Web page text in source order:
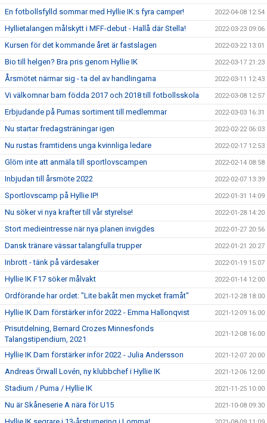
En fotbollsfylld sommar med Hyllie IK:s fyra camper! 2022-04-08 12:54
Hyllietalangen målskytt i MFF-debut - Hallå där Stella! 2022-03-23 09:06
Kursen för det kommande året är fastslagen 2022-03-22 13:01
Bio till helgen? Bra pris genom Hyllie IK 2022-03-17 21:23
Årsmötet närmar sig - ta del av handlingarna 2022-03-11 12:43
Vi välkomnar barn födda 2017 och 2018 till fotbollsskola 2022-03-08 12:57
Erbjudande på Pumas sortiment till medlemmar 2022-03-03 16:31
Nu startar fredagsträningar igen 2022-02-22 06:03
Nu rustas framtidens unga kvinnliga ledare 2022-02-17 12:53
Glöm inte att anmäla till sportlovscampen 2022-02-14 08:58
Inbjudan till årsmöte 2022 2022-02-07 13:39
Sportlovscamp på Hyllie IP! 2022-01-31 14:09
Nu söker vi nya krafter till vår styrelse! 2022-01-28 14:20
Stort medieintresse när nya planen invigdes 2022-01-27 20:56
Dansk tränare vässar talangfulla trupper 2022-01-21 20:27
Inbrott - tänk på värdesaker 2022-01-19 15:07
Hyllie IK F17 söker målvakt 2022-01-14 12:00
Ordförande har ordet: "Lite bakåt men mycket framåt" 2021-12-28 18:00
Hyllie IK Dam förstärker inför 2022 - Emma Hallonqvist 2021-12-09 16:00
Prisutdelning, Bernard Crozes Minnesfonds
Talangstipendium, 2021
2021-12-08 16:00
Hyllie IK Dam förstärker inför 2022 - Julia Andersson 2021-12-07 20:00
Andreas Örwall Lovén, ny klubbchef i Hyllie IK 2021-12-06 12:00
Stadium / Puma / Hyllie IK 2021-11-25 10:00
Nu är Skåneserie A nära för U15 2021-10-08 09:30